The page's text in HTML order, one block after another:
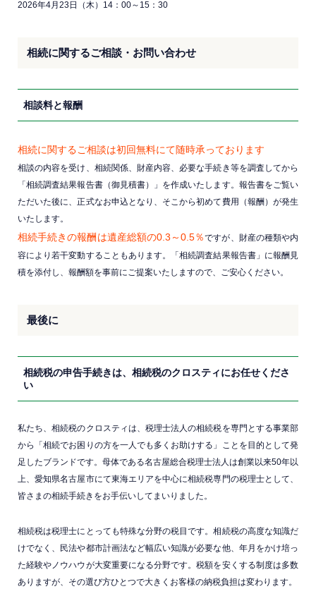
2026年4月23日（木）14：00～15：30
相続に関するご相談・お問い合わせ
相談料と報酬
相続に関するご相談は初回無料にて随時承っております
相談の内容を受け、相続関係、財産内容、必要な手続き等を調査してから
「相続調査結果報告書（御見積書）」を作成いたします。報告書をご覧い
ただいた後に、正式なお申込となり、そこから初めて費用（報酬）が発生
いたします。
相続手続きの報酬は遺産総額の0.3～0.5％ですが、財産の種類や内
容により若干変動することもあります。「相続調査結果報告書」に報酬見
積を添付し、報酬額を事前にご提案いたしますので、ご安心ください。
最後に
相続税の申告手続きは、相続税のクロスティにお任せくださ
い
私たち、相続税のクロスティは、税理士法人の相続税を専門とする事業部
から「相続でお困りの方を一人でも多くお助けする」ことを目的として発
足したブランドです。母体である名古屋総合税理士法人は創業以来50年以
上、愛知県名古屋市にて東海エリアを中心に相続税専門の税理士として、
皆さまの相続手続きをお手伝いしてまいりました。
相続税は税理士にとっても特殊な分野の税目です。相続税の高度な知識だ
けでなく、民法や都市計画法など幅広い知識が必要な他、年月をかけ培っ
た経験やノウハウが大変重要になる分野です。税額を安くする制度は多数
ありますが、その選び方ひとつで大きくお客様の納税負担は変わります。